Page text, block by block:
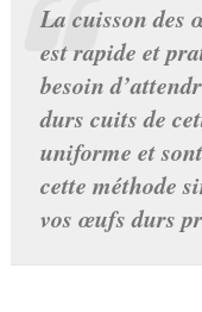
La cuisson des
est rapide et
besoin
durs cuits de
uniforme et
cette méthode
vos œufs durs